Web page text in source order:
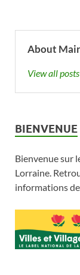
About
View all
BIENVENUE
Bienvenue sur
Lorraine.
informations